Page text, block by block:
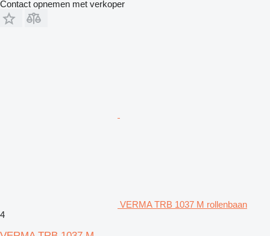
Contact opnemen met verkoper
VERMA TRB 1037 M rollenbaan
4